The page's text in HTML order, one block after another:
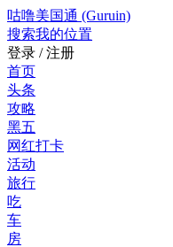
咕噜美国通 (Guruin)
搜索我的位置
登录 / 注册
首页
头条
攻略
黑五
网红打卡
活动
旅行
吃
车
房